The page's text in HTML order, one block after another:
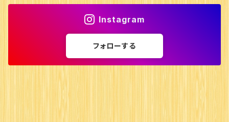
Instagram
フォローする